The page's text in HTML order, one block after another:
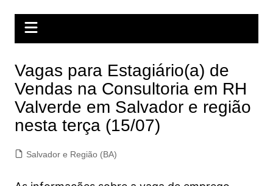
Vagas para Estagiário(a) de
Vendas na Consultoria em RH
Valverde em Salvador e região
nesta terça (15/07)
Salvador e Região (BA)